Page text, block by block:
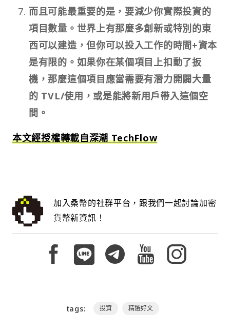
而且可能最重要的是，要減少你實際投資的
項目數量。世界上有那麼多創新或特別的東
西可以建造，但你可以投入工作的時間+資本
是有限的。如果你在某個項目上扣動了扳
機，那麼這個項目應當需要有潛力開闢大量
的 TVL/使用，或是能將新用戶帶入這個空
間。
本文經授權轉載自深潮 TechFlow
加入桑幣的社群平台，跟我們一起討論加密
貨幣新資訊！
tags: 投資 精選好文